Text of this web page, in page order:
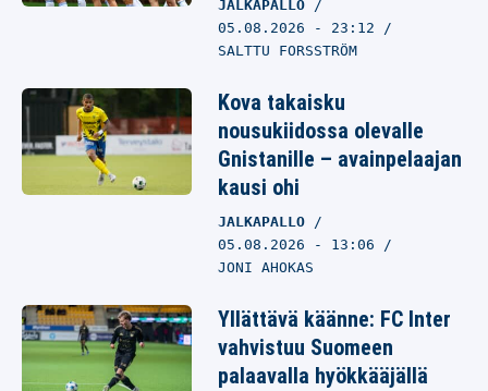
JALKAPALLO
05.08.2026 - 23:12
SALTTU FORSSTRÖM
Kova takaisku
nousukiidossa olevalle
Gnistanille – avainpelaajan
kausi ohi
JALKAPALLO
05.08.2026 - 13:06
JONI AHOKAS
Yllättävä käänne: FC Inter
vahvistuu Suomeen
palaavalla hyökkääjällä